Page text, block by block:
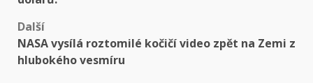
Další
NASA vysílá roztomilé kočičí video zpět na Zemi z
hlubokého vesmíru